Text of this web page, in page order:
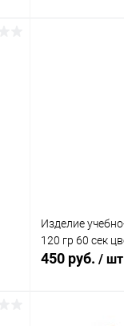
Изделие
120 гр 60 сек
450 руб. / шт